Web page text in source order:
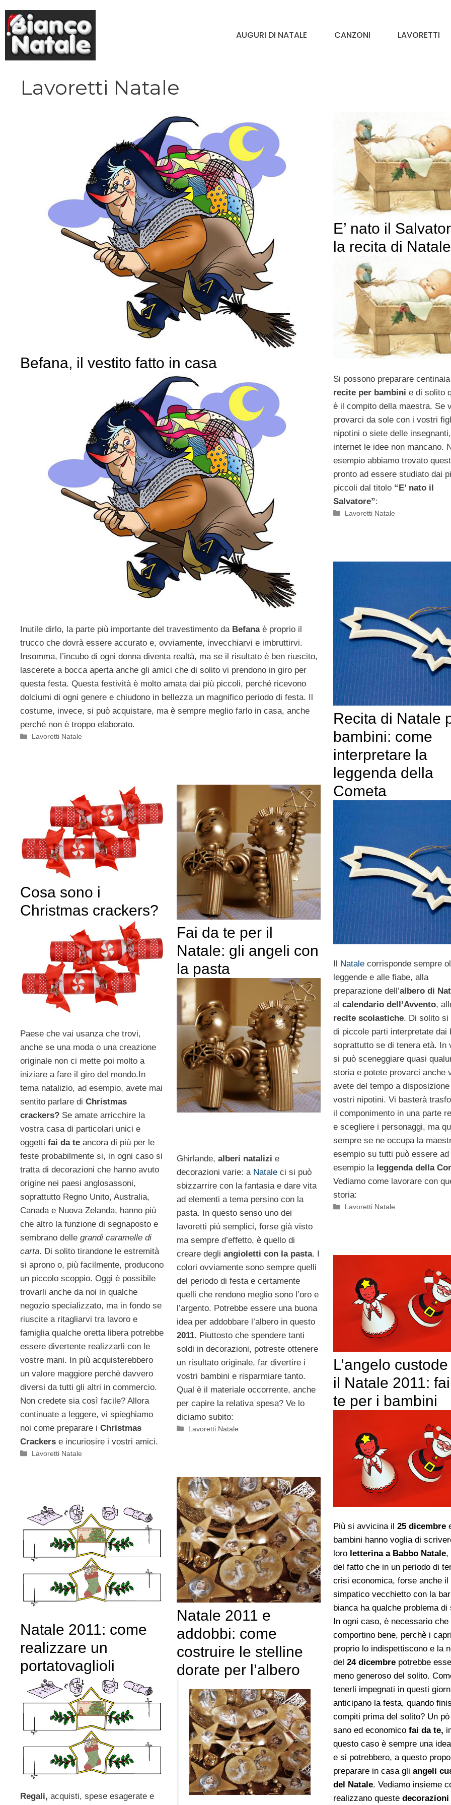
contenuto
AUGURI DI NATALE CANZONI LAVORETTI
Lavoretti Natale
Befana, il vestito fatto in casa
Inutile dirlo, la parte più importante del travestimento da Befanaè proprio il
trucco che dovrà essere accurato e, ovviamente, invecchiarvi e imbruttirvi.
Insomma, l’incubo di ogni donna diventa realtà, ma se il risultato è ben riuscito,
lascerete a bocca aperta anche gli amici che di solito vi prendono in giro per
questa festa. Questa festività è molto amata dai più piccoli, perché ricevono
dolciumi di ogni genere e chiudono in bellezza un magnifico periodo di festa. Il
costume, invece, si può acquistare, ma è sempre meglio farlo in casa, anche
perché non è troppo elaborato.
Categorie
Lavoretti Natale
E’ nato il
la recita di Natale
Si possono preparare
recite per bambini e di solito
è il compito della maestra. Se
provarci da sole con i vostri
nipotini o siete delle
internet le idee non mancano.
esempio abbiamo trovato
pronto ad essere studiato dai
piccoli dal titolo“E’ nato il
Salvatore”:
Categorie
Lavoretti Natale
Recita di Natale
bambini: come
interpretare la
leggenda della
Cometa
Natale corrisponde sempre
leggende e alle fiabe, alla
preparazione dell’albero di
al calendario dell’Avvento,
recite scolastiche. Di solito si
di piccole parti interpretate dai
soprattutto se di tenera età. In
si può sceneggiare quasi
storia e potete provarci anche
avete del tempo a
vostri nipotini. Vi basterà
il componimento in una parte
e scegliere i personaggi, ma
sempre se ne occupa la
esempio su tutti può essere ad
esempio la leggenda della
Vediamo come lavorare con
storia:
Categorie
Lavoretti Natale
Cosa sono i
Christmas crackers?
Paese che vai usanza che trovi,
anche se una moda o una creazione
originale non ci mette poi molto a
iniziare a fare il giro del mondo.In
tema natalizio, ad esempio, avete mai
sentito parlare di Christmas
crackers? Se amate arricchire la
vostra casa di particolari unici e
oggetti fai da te ancora di più per le
feste probabilmente si, in ogni caso si
tratta di decorazioni che hanno avuto
origine nei paesi anglosassoni,
soprattutto Regno Unito, Australia,
Canada e Nuova Zelanda, hanno più
che altro la funzione di segnaposto e
sembrano delle grandi caramelle di
carta. Di solito tirandone le estremità
si aprono o, più facilmente, producono
un piccolo scoppio. Oggi è possibile
trovarli anche da noi in qualche
negozio specializzato, ma in fondo se
riuscite a ritagliarvi tra lavoro e
famiglia qualche oretta libera potrebbe
essere divertente realizzarli con le
vostre mani. In più acquisterebbero
un valore maggiore perchè davvero
diversi da tutti gli altri in commercio.
Non credete sia così facile? Allora
continuate a leggere, vi spieghiamo
noi come preparare i Christmas
Crackers e incuriosire i vostri amici.
Categorie
Lavoretti Natale
Fai da te per il
Natale: gli angeli con
la pasta
Ghirlande, alberi natalizi e
decorazioni varie: a Natale ci si può
sbizzarrire con la fantasia e dare vita
ad elementi a tema persino con la
pasta. In questo senso uno dei
lavoretti più semplici, forse già visto
ma sempre d’effetto, è quello di
creare degli angioletti con la pasta. I
colori ovviamente sono sempre quelli
del periodo di festa e certamente
quelli che rendono meglio sono l’oro e
l’argento. Potrebbe essere una buona
idea per addobbare l’albero in questo
2011. Piuttosto che spendere tanti
soldi in decorazioni, potreste ottenere
un risultato originale, far divertire i
vostri bambini e risparmiare tanto.
Qual è il materiale occorrente, anche
per capire la relativa spesa? Ve lo
diciamo subito:
Categorie
Lavoretti Natale
L’angelo
il Natale 2011:
te per i bambini
Più si avvicina il 25 dicembre
bambini hanno voglia di
loro letterina a Babbo Natale,
del fatto che in un periodo di
crisi economica, forse anche il
simpatico vecchietto con la
bianca ha qualche problema di
In ogni caso, è necessario che
comportino bene, perchè i
proprio lo indispettiscono e la
del 24 dicembrepotrebbe
meno generoso del solito.
tenerli impegnati in questi
anticipano la festa, quando
compiti prima del solito? Un
sano ed economicofai da te,
questo caso è sempre una
e si potrebbero, a questo
preparare in casa gli angeli
del Natale. Vediamo insieme
realizzano queste decorazioni
Natale 2011 e
addobbi: come
costruire le stelline
dorate per l’albero
Natale 2011: come
realizzare un
portatovaglioli
Regali, acquisti, spese esagerate e